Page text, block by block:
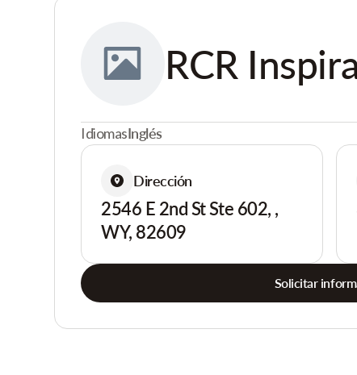
RCR
IdiomasInglés
Dirección
2546 E 2nd St Ste 602, ,
WY, 82609
Solicitar